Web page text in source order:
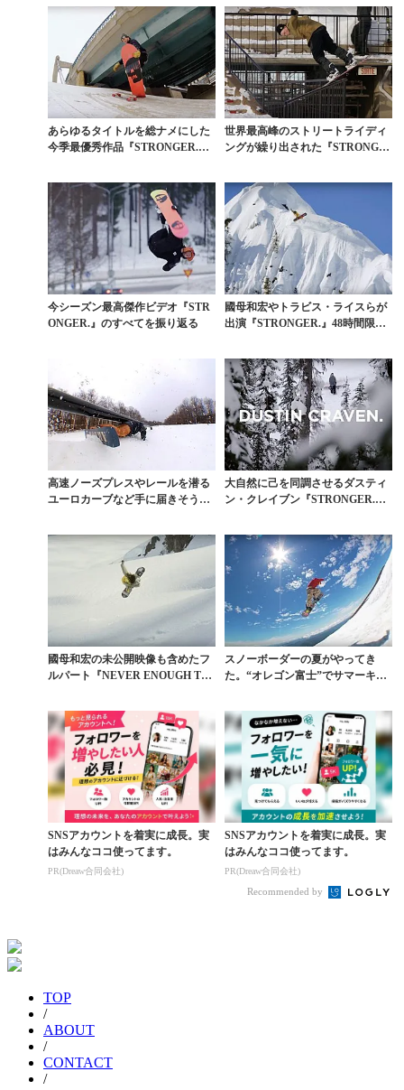
あらゆるタイトルを総ナメにした
今季最優秀作品『STRONGER.』
世界最高峰のストリートライディ
ングが繰り出された『STRONGE
今シーズン最高傑作ビデオ『STR
ONGER.』のすべてを振り返る
國母和宏やトラビス・ライスらが
出演『STRONGER.』48時間限定
高速ノーズプレスやレールを潜る
ユーロカーブなど手に届きそうな
大自然に己を同調させるダスティ
ン・クレイブン『STRONGER.』
國母和宏の未公開映像も含めたフ
ルパート『NEVER ENOUGH TIM
スノーボーダーの夏がやってき
た。“オレゴン富士”でサマーキャ
SNSアカウントを着実に成長。実
はみんなココ使ってます。
PR(Dreaw合同会社)
SNSアカウントを着実に成長。実
はみんなココ使ってます。
PR(Dreaw合同会社)
Recommended by
TOP
/
ABOUT
/
CONTACT
/